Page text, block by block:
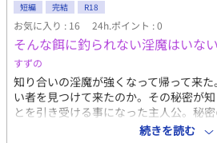
短編 完結 R18
お気に入り : 16 24h.ポイント : 0
そんな餌に釣られない淫魔はいない
すずの
知り合いの淫魔が強くなって帰って来
い者を見つけて来たのか。その秘密が
とを引き受ける事になった主人公。秘
早速とその場所へ、獣人に擬態して行
続きを読む